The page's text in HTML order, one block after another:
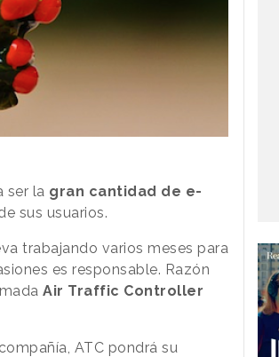
ser la gran cantidad de e-
sus usuarios.
trabajando varios meses para
es responsable. Razón
Air Traffic Controller
ATC pondrá su